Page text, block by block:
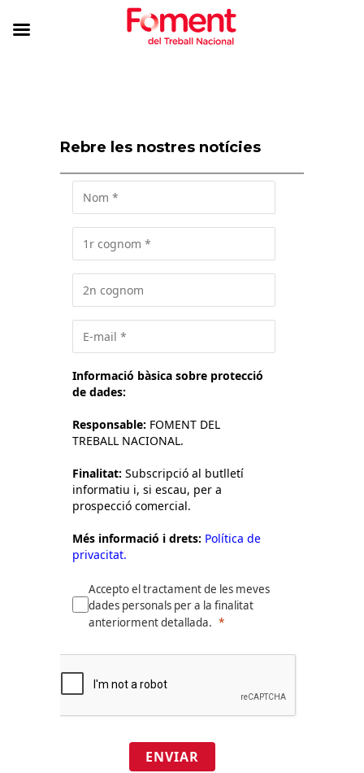
Rebre les nostres notícies
Informació bàsica sobre protecció
de dades:
Responsable: FOMENT DEL
TREBALL NACIONAL.
Finalitat: Subscripció al butlletí
informatiu i, si escau, per a
prospecció comercial.
Més informació i drets: Política de
privacitat.
Accepto el tractament de les meves
dades personals per a la finalitat
anteriorment detallada.
ENVIAR